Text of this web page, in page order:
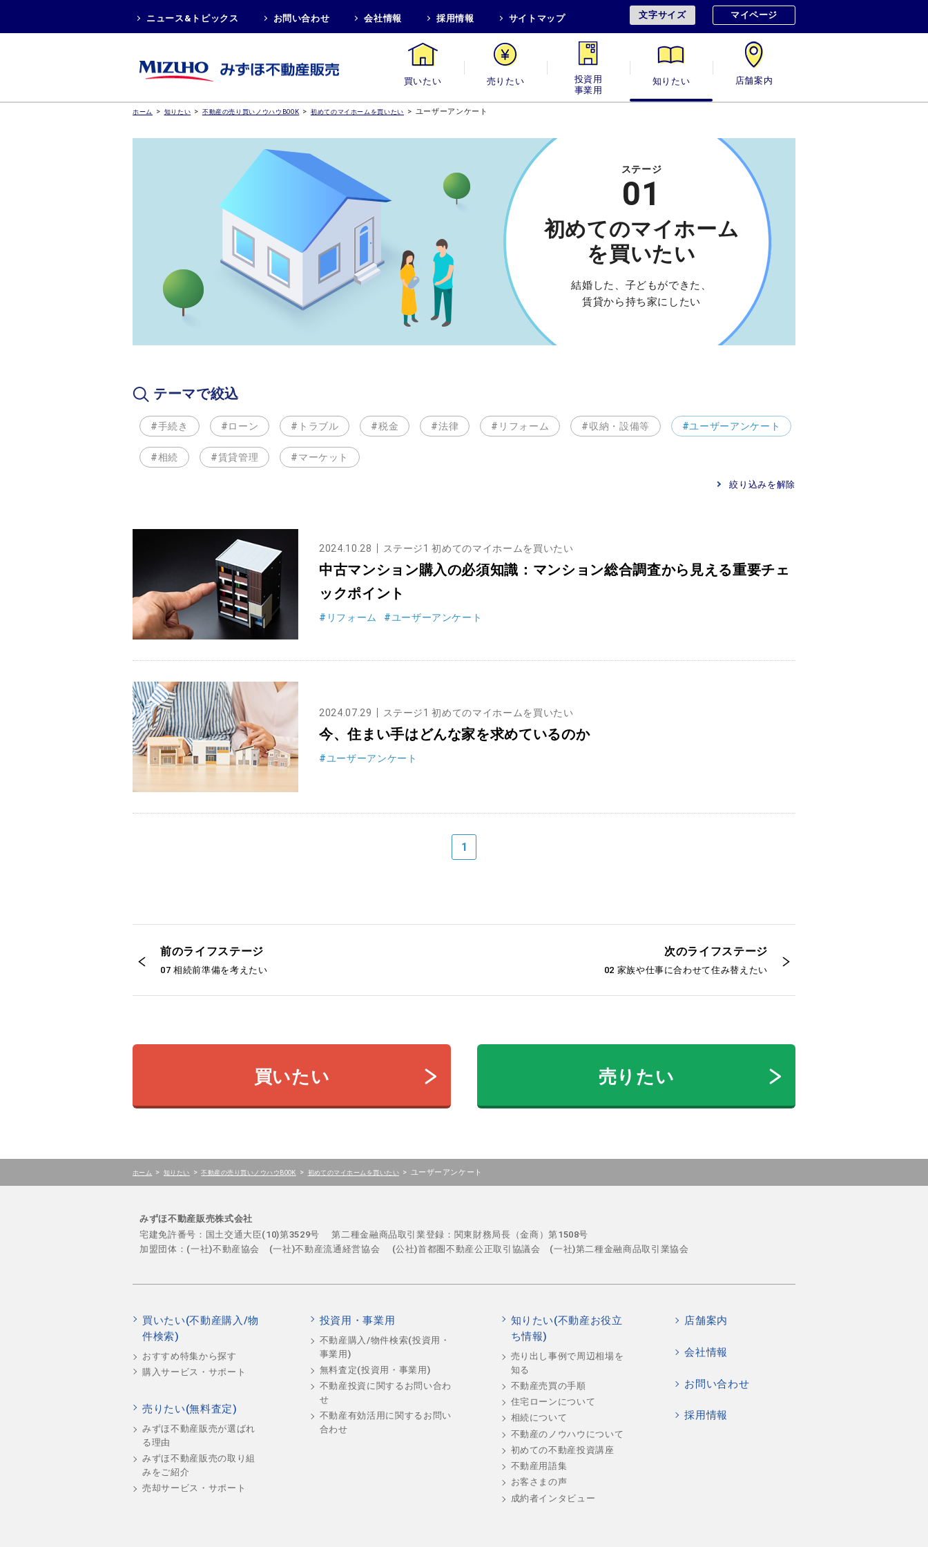
ニュース&トピックス お問い合わせ 会社情報 採用情報 サイトマップ 文字サイズ マイページ
買いたい 売りたい 投資用・事業用 知りたい 店舗案内
ホーム > 知りたい > 不動産の売り買いノウハウBOOK > 初めてのマイホームを買いたい > ユーザーアンケート
ステージ
01
初めてのマイホーム
を買いたい
結婚した、子どもができた、
賃貸から持ち家にしたい
テーマで絞込
#手続き #ローン #トラブル #税金 #法律 #リフォーム #収納・設備等 #ユーザーアンケート
#相続 #賃貸管理 #マーケット
絞り込みを解除
2024.10.28 ステージ1 初めてのマイホームを買いたい
中古マンション購入の必須知識：マンション総合調査から見える重要チェ
ックポイント
#リフォーム #ユーザーアンケート
2024.07.29 ステージ1 初めてのマイホームを買いたい
今、住まい手はどんな家を求めているのか
#ユーザーアンケート
1
前のライフステージ
07 相続前準備を考えたい
次のライフステージ
02 家族や仕事に合わせて住み替えたい
買いたい 売りたい
ホーム > 知りたい > 不動産の売り買いノウハウBOOK > 初めてのマイホームを買いたい > ユーザーアンケート
みずほ不動産販売株式会社
宅建免許番号：国土交通大臣(10)第3529号
第二種金融商品取引業登録：関東財務局長（金商）第1508号
加盟団体：(一社)不動産協会 (一社)不動産流通経営協会
(公社)首都圏不動産公正取引協議会 (一社)第二種金融商品取引業協会
買いたい(不動産購入/物
件検索)
おすすめ特集から探す
購入サービス・サポート
売りたい(無料査定)
みずほ不動産販売が選ばれ
る理由
みずほ不動産販売の取り組
みをご紹介
売却サービス・サポート
投資用・事業用
不動産購入/物件検索(投資用・
事業用)
無料査定(投資用・事業用)
不動産投資に関するお問い合わ
せ
不動産有効活用に関するお問い
合わせ
知りたい(不動産お役立
ち情報)
売り出し事例で周辺相場を
知る
不動産売買の手順
住宅ローンについて
相続について
不動産のノウハウについて
初めての不動産投資講座
不動産用語集
お客さまの声
成約者インタビュー
店舗案内
会社情報
お問い合わせ
採用情報